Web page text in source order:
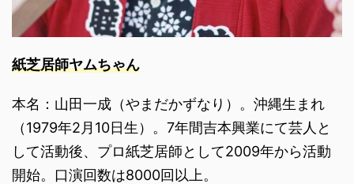
紙芝居師ヤムちゃん
本名：山田一成（やまだかずなり）。沖縄生まれ
（1979年2月10日生）。7年間吉本興業にて芸人と
して活動後、プロ紙芝居師として2009年から活動
開始。口演回数は8000回以上。